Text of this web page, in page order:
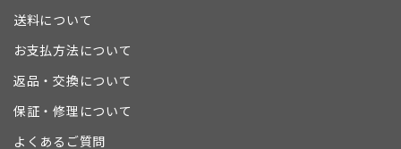
送料について
お支払方法について
返品・交換について
保証・修理について
よくあるご質問